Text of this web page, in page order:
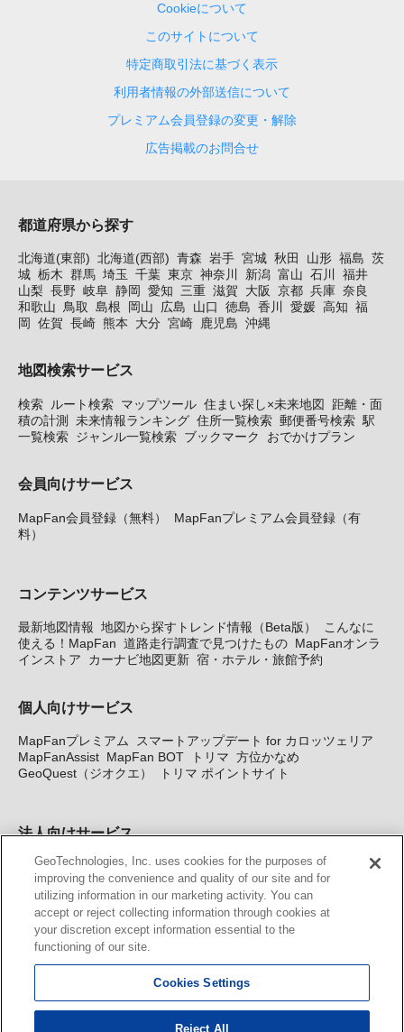
Cookieについて
このサイトについて
特定商取引法に基づく表示
利用者情報の外部送信について
プレミアム会員登録の変更・解除
広告掲載のお問合せ
都道府県から探す
北海道(東部) 北海道(西部) 青森 岩手 宮城 秋田 山形 福島 茨
城 栃木 群馬 埼玉 千葉 東京 神奈川 新潟 富山 石川
福井
山梨 長野 岐阜 静岡 愛知 三重 滋賀 大阪 京都 兵庫 奈良
和歌山
鳥取 島根 岡山 広島 山口 徳島 香川 愛媛 高知 福
岡
佐賀 長崎 熊本 大分 宮崎 鹿児島 沖縄
地図検索サービス
検索 ルート検索 マップツール 住まい探し×未来地図
距離・面
積の計測
未来情報ランキング 住所一覧検索 郵便番号検索 駅
一覧検索 ジャンル一覧検索 ブックマーク おでかけプラン
会員向けサービス
MapFan会員登録（無料）
MapFanプレミアム会員登録（有
料）
コンテンツサービス
最新地図情報 地図から探すトレンド情報（Beta版）
こんなに
使える！MapFan 道路走行調査で見つけたもの MapFanオンラ
インストア
カーナビ地図更新 宿・ホテル・旅館予約
個人向けサービス
MapFanプレミアム
スマートアップデート for カロッツェリア
MapFanAssist MapFan BOT トリマ 方位かなめ
GeoQuest（ジオクエ）
トリマ ポイントサイト
法人向けサービス
法人向け地図・位置情報サービス WEBサイト・システム向け地
図API Windows PC向け地図開発キット MapFan DB 住所確認
サービス
MAP WORLD+ トリマ広告 Geo-Research
カーナビ地図更新サービス
MapFan スマートメンバーズ
KENWOOD MapFan Club
GeoTechnologies, Inc. uses cookies for the purposes of
improving the convenience and quality of our site and for
utilizing information in our marketing activity. You can
accept or reject collecting information through cookies at
your discretion except information essential to the
functioning of our site.
Cookies Settings
Reject All